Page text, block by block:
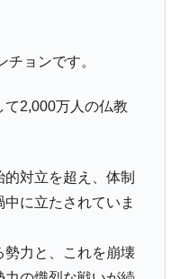
安が急進！ 日米の協調
への補助金を全廃 ⇒ 実
ールが着韓！⇒ さっそ
でに18.4GW規模のAIデ
ってば。
バレッジETFの清算は
ョンです。
2,000万人の仏教
対立を超え、体制
に立たされていま
勢力と、これを崩壊